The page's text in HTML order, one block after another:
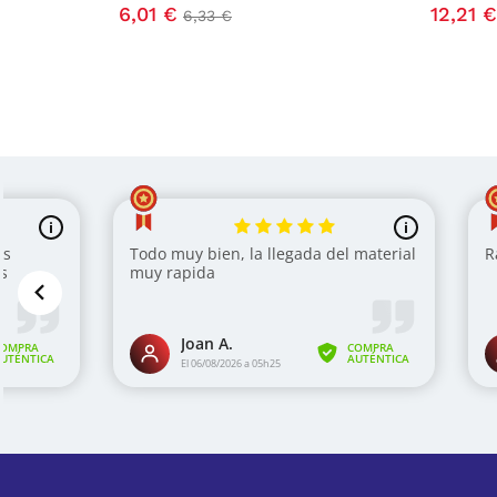
Precio
6,01 € Precio base
6,33 € Precio
12,21 €